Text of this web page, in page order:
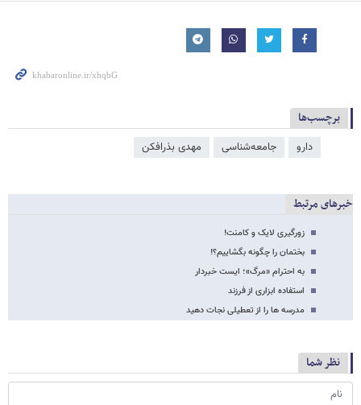
برچسب‌ها
دارو جامعه‌شناسی مهدی بذرافکن
خبرهای مرتبط
زورگیری لایک و کامنت!
بختمان را چگونه بگشاییم؟!
به احترام «مرگ»؛ ایست خبردار
استفاده ابزاری از فرزند
مدرسه ها را از تعطیلی نجات دهید
نظر شما